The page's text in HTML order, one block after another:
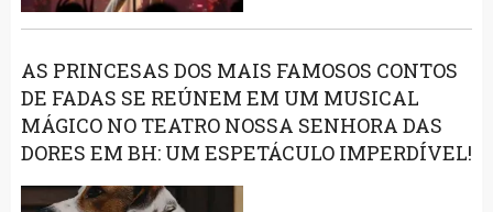
AS PRINCESAS DOS MAIS FAMOSOS CONTOS
DE FADAS SE REÚNEM EM UM MUSICAL
MÁGICO NO TEATRO NOSSA SENHORA DAS
DORES EM BH: UM ESPETÁCULO IMPERDÍVEL!